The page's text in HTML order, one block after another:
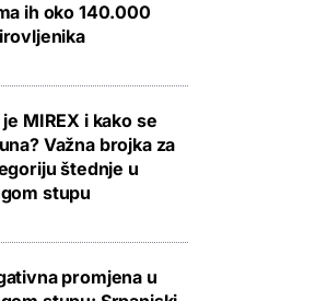
PROVJERITE PONUDU
ih oko 140.000
MIREX i kako se
Važna brojka za
štednje u
stupu
promjena u